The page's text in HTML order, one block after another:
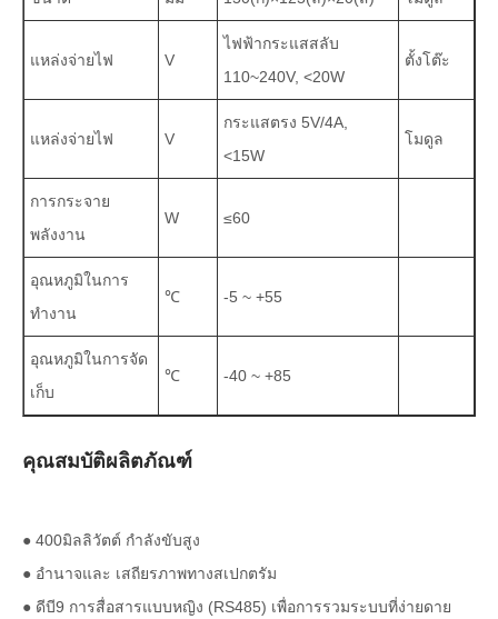
แหล่งจ่ายไฟ V
ไฟฟ้ากระแสสลับ
110~240V, <20W
ตั้งโต๊ะ
แหล่งจ่ายไฟ V
กระแสตรง 5V/4A,
<15W
โมดูล
การกระจาย
พลังงาน
W ≤60
อุณหภูมิในการ
ทำงาน
℃ -5 ~ +55
อุณหภูมิในการจัด
เก็บ
℃ -40 ~ +85
คุณสมบัติผลิตภัณฑ์
● 400มิลลิวัตต์ กำลังขับสูง
● อำนาจและ เสถียรภาพทางสเปกตรัม
● ดีบี9 การสื่อสารแบบหญิง (RS485) เพื่อการรวมระบบที่ง่ายดาย